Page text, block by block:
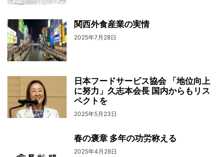
関西外食産業の実情
2025年7月28日
日本フードサービス協会 「地位向上
に努力」久志本会長 国内からもリス
ペクトを
2025年5月23日
春の褒章 多年の功労称える
2025年4月28日